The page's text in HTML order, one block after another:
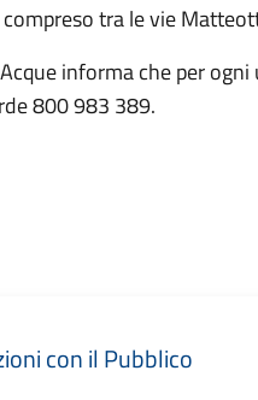
tra le vie
informa che per
800 983 389.
con il Pubblico